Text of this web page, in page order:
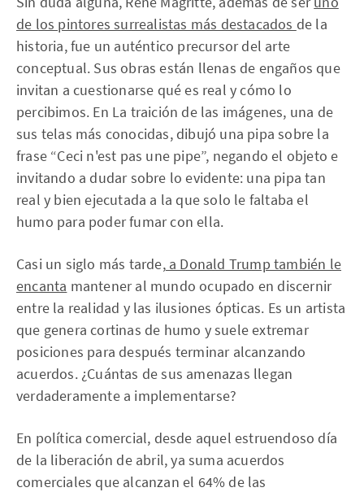
de los pintores surrealistas más destacados de la
historia, fue un auténtico precursor del arte
conceptual. Sus obras están llenas de engaños que
invitan a cuestionarse qué es real y cómo lo
percibimos. En La traición de las imágenes, una de
sus telas más conocidas, dibujó una pipa sobre la
frase “Ceci n'est pas une pipe”, negando el objeto e
invitando a dudar sobre lo evidente: una pipa tan
real y bien ejecutada a la que solo le faltaba el
humo para poder fumar con ella.
Casi un siglo más tarde,a Donald Trump también le
encanta mantener al mundo ocupado en discernir
entre la realidad y las ilusiones ópticas. Es un artista
que genera cortinas de humo y suele extremar
posiciones para después terminar alcanzando
acuerdos. ¿Cuántas de sus amenazas llegan
verdaderamente a implementarse?
En política comercial, desde aquel estruendoso día
de la liberación de abril, ya suma acuerdos
comerciales que alcanzan el 64% de las